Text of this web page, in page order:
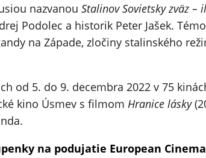
nazvanou Stalinov Sovietsky zväz –
Podolec a historik Peter Jašek.
na Západe, zločiny stalinského
od 5. do 9. decembra 2022 v 75
kino Úsmev s filmom Hranice lásky
na podujatie European